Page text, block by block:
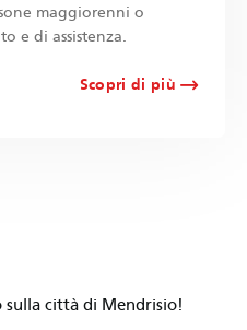
maggiorenni o
e di assistenza.
Scopri di più
città di Mendrisio!